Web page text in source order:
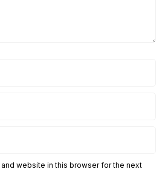
and website in this browser for the next